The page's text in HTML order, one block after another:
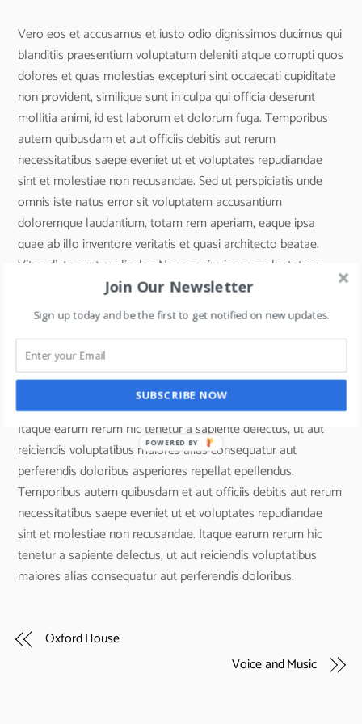
Vero eos et accusamus et iusto odio dignissimos ducimus qui
blanditiis praesentium voluptatum deleniti atque corrupti quos
dolores et quas molestias excepturi sint occaecati cupiditate
non provident, similique sunt in culpa qui officia deserunt
mollitia animi, id est laborum et dolorum fuga. Temporibus
autem quibusdam et aut officiis debitis aut rerum
necessitatibus saepe eveniet ut et voluptates repudiandae
sint et molestiae non recusandae. Sed ut perspiciatis unde
omnis iste natus error sit voluptatem accusantium
doloremque laudantium, totam rem aperiam, eaque ipsa
quae ab illo inventore veritatis et quasi architecto beatae.
Vitae dicta sunt explicabo. Nemo enim ipsam voluptatem
quia voluptas sit aspernatur aut odit aut fugit, sed quia
consequuntur magni dolores eos qui ratione voluptatem
sequi nesciunt. Neque porro quisquam est, qui dolorem ipsum
quia dolor sit amet, consectetur, adipisci velit, sed quia non
numquam eius modi tempora incidunt ut labore et dolore
magnam aliquam quaerat voluptatem.
Itaque earum rerum hic tenetur a sapiente delectus, ut aut
reiciendis voluptatibus maiores alias consequatur aut
perferendis doloribus asperiores repellat epellendus.
Temporibus autem quibusdam et aut officiis debitis aut rerum
necessitatibus saepe eveniet ut et voluptates repudiandae
sint et molestiae non recusandae. Itaque earum rerum hic
tenetur a sapiente delectus, ut aut reiciendis voluptatibus
maiores alias consequatur aut perferendis doloribus.
Oxford House
Voice and Music
Join Our Newsletter
Sign up today and be the first to get notified on new updates.
SUBSCRIBE NOW
POWERED BY